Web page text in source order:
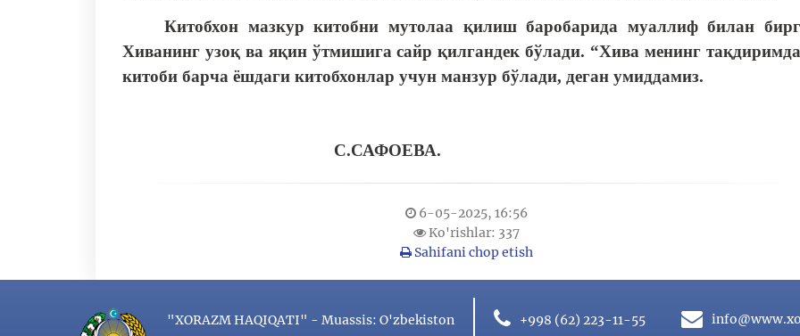
Китобхон мазкур китобни мутолаа қилиш баробарида муаллиф билан
Хиванинг узоқ ва яқин ўтмишига сайр қилгандек бўлади. “Хива менинг
китоби барча ёшдаги китобхонлар учун манзур бўлади, деган умиддамиз.
С.САФОЕВА.
6-05-2025, 16:56
Ko'rishlar: 337
Sahifani chop etish
"XORAZM HAQIQATI" - Muassis: O'zbekiston +998 (62)223-11-55